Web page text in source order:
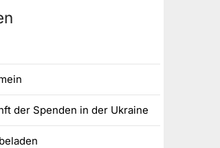
der Spenden in der Ukraine